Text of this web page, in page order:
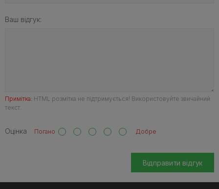
Ваш відгук:
Примітка: HTML розмітка не підтримується! Використовуйте звичайний
текст.
Оцінка Погано Добре
Відправити відгук